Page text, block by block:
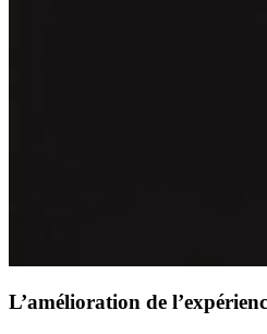
L’amélioration de